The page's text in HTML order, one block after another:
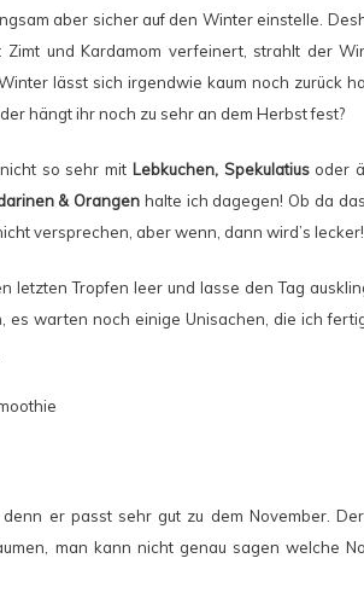
aber sicher auf den Winter einstelle.
Zimt und Kardamom verfeinert, strahlt der
lässt sich irgendwie kaum noch zurück
hängt ihr noch zu sehr an dem Herbst fest?
so sehr mit Lebkuchen, Spekulatiusoder
& Orangen halte ich dagegen! Ob da
versprechen, aber wenn, dann wird’s lecker!
letzten Tropfen leer und lasse den Tag
es warten noch einige Unisachen, die ich
, denn er passt sehr gut zu dem November.
man kann nicht genau sagen welche